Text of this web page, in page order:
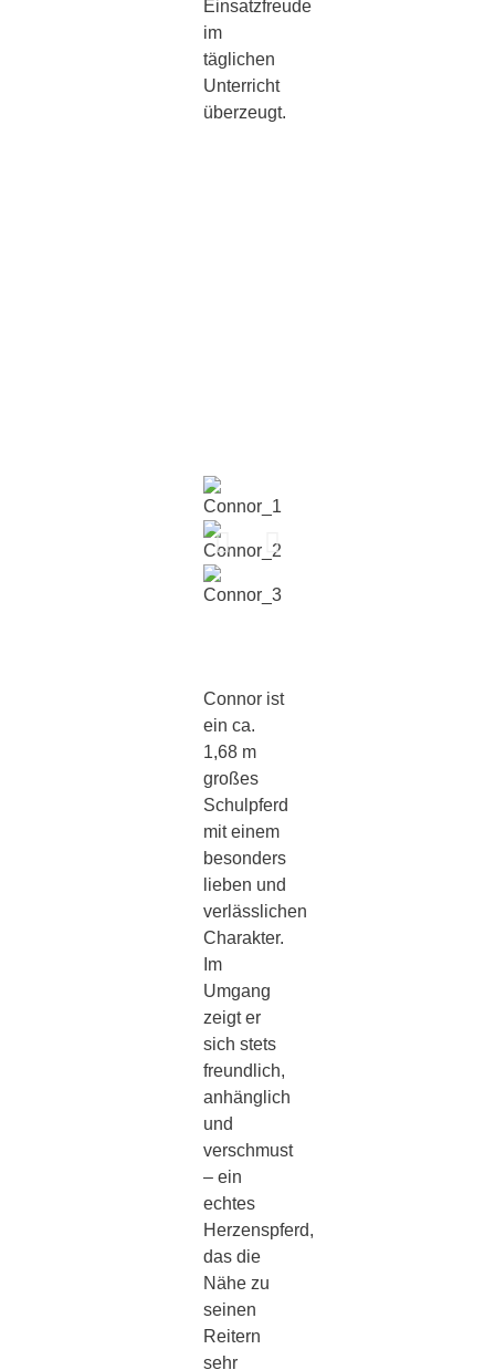
Einsatzfreude
im
täglichen
Unterricht
überzeugt.
Connor ist
ein ca.
1,68 m
großes
Schulpferd
mit einem
besonders
lieben und
verlässlichen
Charakter.
Im
Umgang
zeigt er
sich stets
freundlich,
anhänglich
und
verschmust
– ein
echtes
Herzenspferd,
das die
Nähe zu
seinen
Reitern
sehr